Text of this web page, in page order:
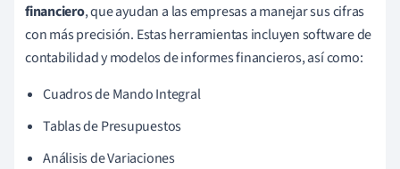
financiero, que ayudan a las empresas a manejar sus cifras
con más precisión. Estas herramientas incluyen software de
contabilidad y modelos de informes financieros, así como:
Cuadros de Mando Integral
Tablas de Presupuestos
Análisis de Variaciones